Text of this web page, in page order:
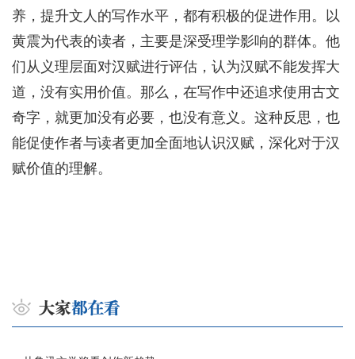
养，提升文人的写作水平，都有积极的促进作用。以
黄震为代表的读者，主要是深受理学影响的群体。他
们从义理层面对汉赋进行评估，认为汉赋不能发挥大
道，没有实用价值。那么，在写作中还追求使用古文
奇字，就更加没有必要，也没有意义。这种反思，也
能促使作者与读者更加全面地认识汉赋，深化对于汉
赋价值的理解。